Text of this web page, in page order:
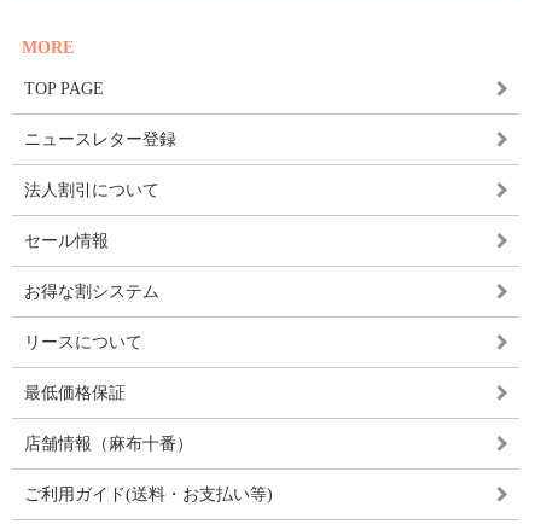
MORE
TOP PAGE
ニュースレター登録
法人割引について
セール情報
お得な割システム
リースについて
最低価格保証
店舗情報（麻布十番）
ご利用ガイド(送料・お支払い等)